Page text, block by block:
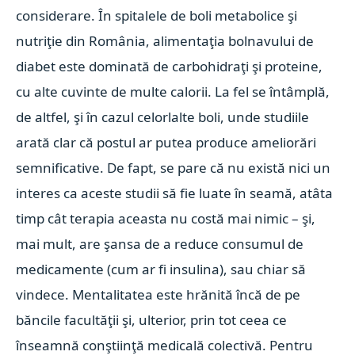
considerare. În spitalele de boli metabolice şi
nutriţie din România, alimentaţia bolnavului de
diabet este dominată de carbohidraţi şi proteine,
cu alte cuvinte de multe calorii. La fel se întâmplă,
de altfel, şi în cazul celorlalte boli, unde studiile
arată clar că postul ar putea produce ameliorări
semnificative. De fapt, se pare că nu există nici un
interes ca aceste studii să fie luate în seamă, atâta
timp cât terapia aceasta nu costă mai nimic – şi,
mai mult, are şansa de a reduce consumul de
medicamente (cum ar fi insulina), sau chiar să
vindece. Mentalitatea este hrănită încă de pe
băncile facultăţii şi, ulterior, prin tot ceea ce
înseamnă conştiinţă medicală colectivă. Pentru